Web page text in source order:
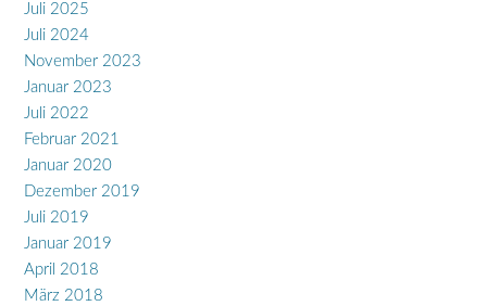
Juli 2025
Juli 2024
November 2023
Januar 2023
Juli 2022
Februar 2021
Januar 2020
Dezember 2019
Juli 2019
Januar 2019
April 2018
März 2018